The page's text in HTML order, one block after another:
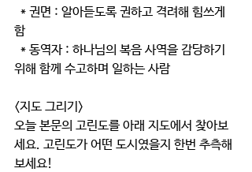
함
위해 함께 수고하며 일하는 사람
<지도 그리기>
오늘 본문의 고린도를 아래 지도에서 찾아보
세요. 고린도가 어떤 도시였을지 한번 추측해
보세요!